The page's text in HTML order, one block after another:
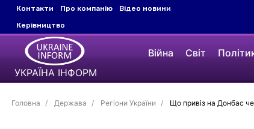
Контакти Про компанію
Відео новини
Керівництво
УКРАЇНА ІНФОРМ
Війна Світ
Головна Держава Регіони України Що привіз на Донбас